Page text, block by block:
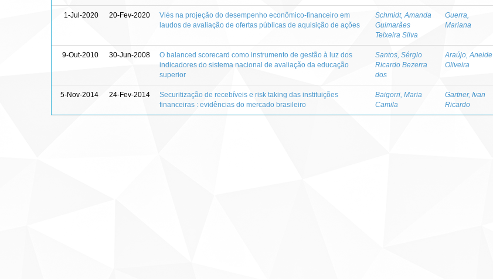
1-Jul-2020 20-Fev-2020
Viés na projeção do desempenho econômico-financeiro em
laudos de avaliação de ofertas públicas de aquisição de ações
Schmidt, Amanda
Guimarães
Teixeira Silva
Guerra,
Mariana
9-Out-2010 30-Jun-2008
O balanced scorecard como instrumento de gestão à luz dos
indicadores do sistema nacional de avaliação da educação
superior
Santos, Sérgio
Ricardo Bezerra
dos
Araújo, Aneide
Oliveira
5-Nov-2014 24-Fev-2014
Securitização de recebíveis e risk taking das instituições
financeiras : evidências do mercado brasileiro
Baigorri, Maria
Camila
Gartner, Ivan
Ricardo